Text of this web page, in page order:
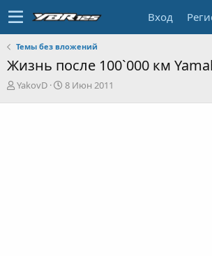
Вход
Темы без вложений
Жизнь после 100`000 км
А
YakovD
Д
8 Июн 2011